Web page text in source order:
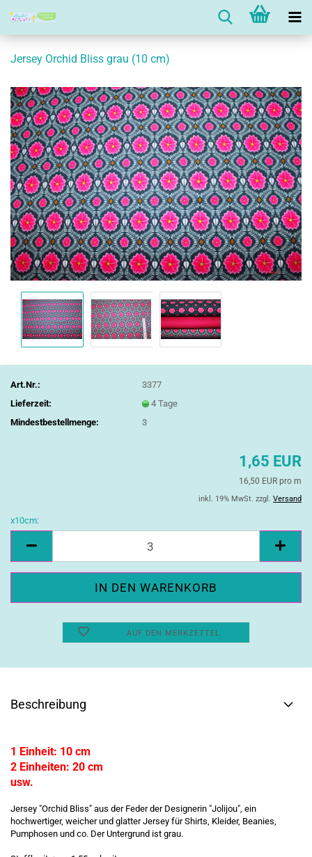
Jersey Orchid Bliss grau (10 cm)
Art.Nr.:
3377
Lieferzeit:
4 Tage
Mindestbestellmenge:
3
1,65 EUR
16,50 EUR pro m
inkl. 19% MwSt. zzgl. Versand
x10cm:
AUF DEN MERKZETTEL
Beschreibung
1 Einheit: 10 cm
2 Einheiten: 20 cm
usw.
Jersey "Orchid Bliss" aus der Feder der Designerin "Jolijou", ein
hochwertiger, weicher und glatter Jersey für Shirts, Kleider, Beanies,
Pumphosen und co. Der Untergrund ist grau.